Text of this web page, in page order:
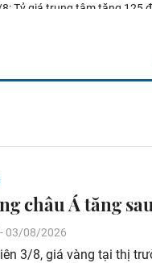
Tỷ giá trung tâm tăng 125
châu Á tăng
03/08/2026
3/8, giá vàng tại thị